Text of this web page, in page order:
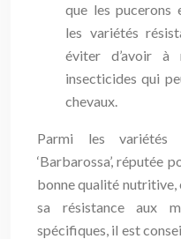
que les pucerons
les variétés
éviter d’avoir à
insecticides qui
chevaux.
Parmi les variétés
‘Barbarossa’, réputée
bonne qualité nutritive,
sa résistance aux
spécifiques, il est